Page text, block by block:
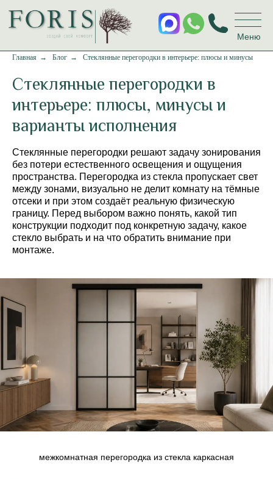
Меню
Главная → Блог → Стеклянные перегородки в интерьере: плюсы и минусы
Стеклянные перегородки в
интерьере: плюсы, минусы и
варианты исполнения
Стеклянные перегородки решают задачу зонирования
без потери естественного освещения и ощущения
пространства. Перегородка из стекла пропускает свет
между зонами, визуально не делит комнату на тёмные
отсеки и при этом создаёт реальную физическую
границу. Перед выбором важно понять, какой тип
конструкции подходит под конкретную задачу, какое
стекло выбрать и на что обратить внимание при
монтаже.
межкомнатная перегородка из стекла каркасная